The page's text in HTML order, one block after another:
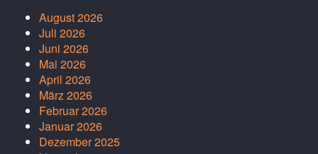
August 2026
Juli 2026
Juni 2026
Mai 2026
April 2026
März 2026
Februar 2026
Januar 2026
Dezember 2025